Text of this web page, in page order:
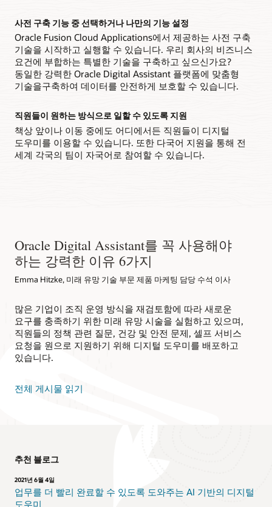
사전 구축 기능 중 선택하거나 나만의 기능 설정
Oracle Fusion Cloud Applications에서 제공하는 사전 구축
기술을 시작하고 실행할 수 있습니다. 우리 회사의 비즈니스
요건에 부합하는 특별한 기술을 구축하고 싶으신가요?
동일한 강력한 Oracle Digital Assistant 플랫폼에 맞춤형
기술을구축하여 데이터를 안전하게 보호할 수 있습니다.
직원들이 원하는 방식으로 일할 수 있도록 지원
책상 앞이나 이동 중에도 어디에서든 직원들이 디지털
도우미를 이용할 수 있습니다. 또한 다국어 지원을 통해 전
세계 각국의 팀이 자국어로 참여할 수 있습니다.
Oracle Digital Assistant를 꼭 사용해야
하는 강력한 이유 6가지
Emma Hitzke, 미래 유망 기술 부문 제품 마케팅 담당 수석 이사
많은 기업이 조직 운영 방식을 재검토함에 따라 새로운
요구를 충족하기 위한 미래 유망 시술을 실험하고 있으며,
직원들의 정책 관련 질문, 건강 및 안전 문제, 셀프 서비스
요청을 원으로 지원하기 위해 디지털 도우미를 배포하고
있습니다.
전체 게시물 읽기
추천 블로그
2021년 6월 4일
업무를 더 빨리 완료할 수 있도록 도와주는 AI 기반의 디지털
도우미